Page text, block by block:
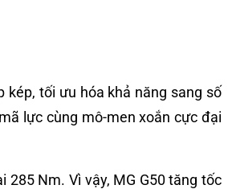
kép, tối ưu hóa khả năng sang số
lực cùng mô-men xoắn cực đại
Nm. Vì vậy, MG G50 tăng tốc